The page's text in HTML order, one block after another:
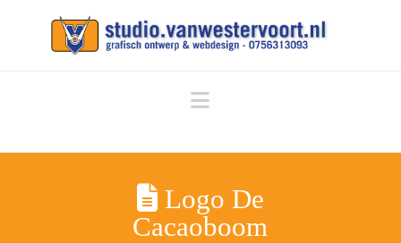
Navigation
Logo De
Cacaoboom